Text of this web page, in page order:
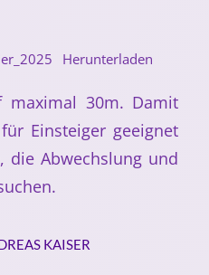
Herunterladen
maximal 30m. Damit
Einsteiger geeignet
Abwechslung und
KAISER